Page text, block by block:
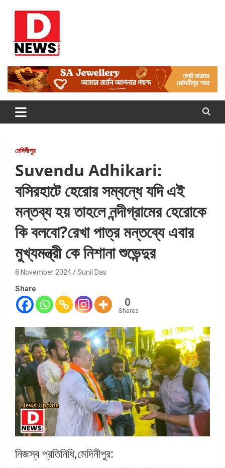
Dnews
#Medinipur24X7News
মেদিনীপুর
Suvendu Adhikari:
বসিরহাটে হেরোর সম্বন্ধে যদি এই
মন্তব্য হয় তাহলে নন্দীগ্রামের হেরোকে
কি বলবো?রেখা পাত্র মন্তব্যে এবার
মুখ্যমন্ত্রী কে নিশানা শুভেন্দুর
8 November 2024 Sunil Das
Share
0
Shares
নিজস্ব প্রতিনিধি,মেদিনীপুর: